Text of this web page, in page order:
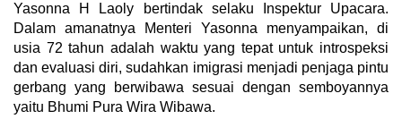
Yasonna H Laoly bertindak selaku Inspektur Upacara.
Dalam amanatnya Menteri Yasonna menyampaikan, di
usia 72 tahun adalah waktu yang tepat untuk introspeksi
dan evaluasi diri, sudahkan imigrasi menjadi penjaga pintu
gerbang yang berwibawa sesuai dengan semboyannya
yaitu Bhumi Pura Wira Wibawa.